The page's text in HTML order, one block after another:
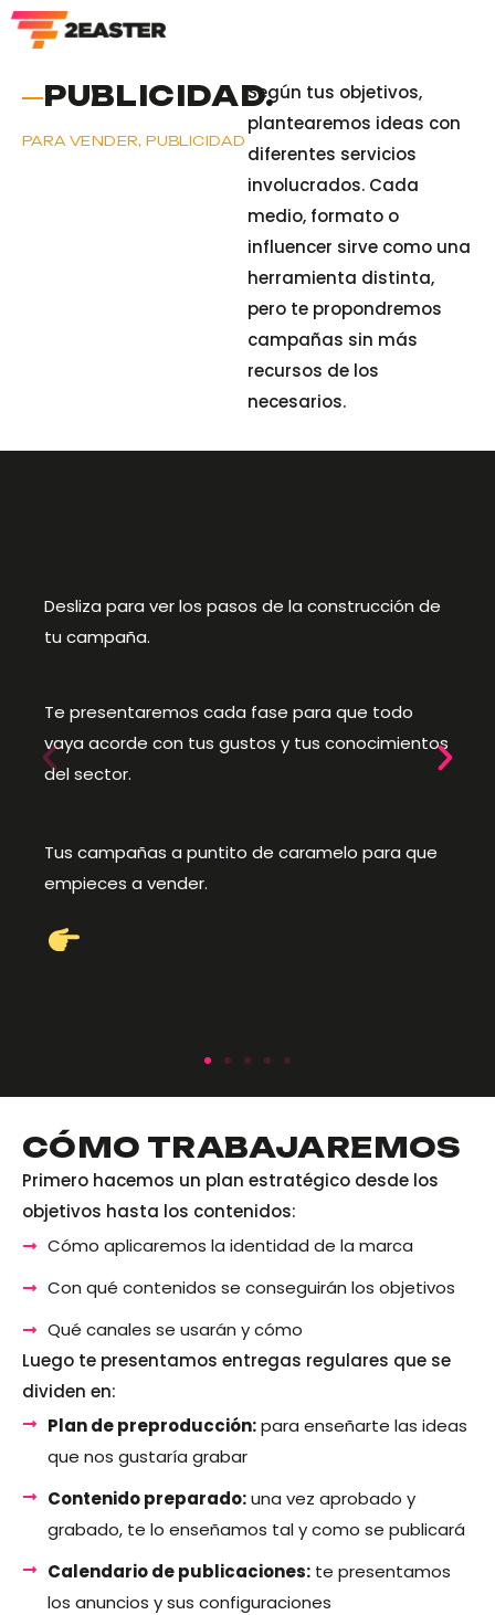
PUBLICIDAD.
PARA VENDER, PUBLICIDAD
Según tus objetivos,
plantearemos ideas con
diferentes servicios
involucrados. Cada
medio, formato o
influencer sirve como una
herramienta distinta,
pero te propondremos
campañas sin más
recursos de los
necesarios.
Desliza para ver los pasos de la construcción de
tu campaña.
Te presentaremos cada fase para que todo
vaya acorde con tus gustos y tus conocimientos
del sector.
Tus campañas a puntito de caramelo para que
empieces a vender.
CÓMO TRABAJAREMOS
Primero hacemos un plan estratégico desde los
objetivos hasta los contenidos:
Cómo aplicaremos la identidad de la marca
Con qué contenidos se conseguirán los objetivos
Qué canales se usarán y cómo
Luego te presentamos entregas regulares que se
dividen en:
Plan de preproducción:para enseñarte las ideas
que nos gustaría grabar
Contenido preparado:una vez aprobado y
grabado, te lo enseñamos tal y como se publicará
Calendario de publicaciones:te presentamos
los anuncios y sus configuraciones